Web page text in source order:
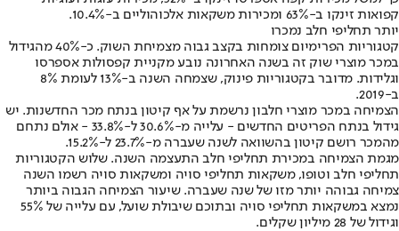
קפואות זינקו ב-63% ומכירות משקאות אלכוהוליים ב-10.4%.
יותר תחליפי חלב נמכרו
קטגוריות הפרימיום צומחות בקצב גבוה מצמיחת השוק. כ-40% מהגידול
במכר מוצרי שוק זה בשנה האחרונה נובע מקניית קפסולות אספרסו
וגלידות. מדובר בקטגוריות פינוק, שצמחה השנה ב-13% לעומת 8%
ב-2019.
הצמיחה במכר מוצרי חלבון נרשמת על אף קיטון בנתח מכר החדשנות. יש
גידול בנתח הפריטים החדשים - עלייה מ-30.6% ל-33.8% - אולם נתחם
מהמכר רושם קיטון בהשוואה לשנה שעברה מ-23.7% ל-15.2%.
מגמת הצמיחה במכירת תחליפי חלב התעצמה השנה. שלוש הקטגוריות
תחליפי חלב וטופו, משקאות תחליפי סויה ומשקאות סויה רשמו השנה
צמיחה גבוהה יותר מזו של שנה שעברה. שיעור הצמיחה הגבוה ביותר
נמצא במשקאות תחליפי סויה ובתוכם שיבולת שועל, עם עלייה של 55%
וגידול של 28 מיליון שקלים.